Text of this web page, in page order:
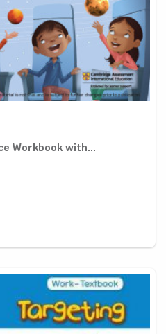
Workbook with...